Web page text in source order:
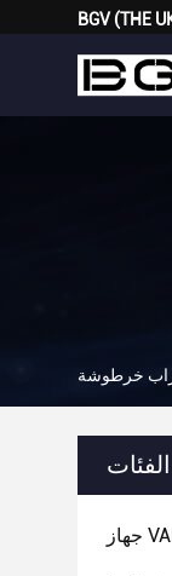
BGV (THE
الفئات